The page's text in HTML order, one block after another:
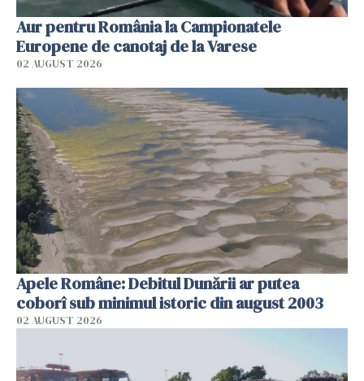
Aur pentru România la Campionatele
Europene de canotaj de la Varese
02 AUGUST 2026
Apele Române: Debitul Dunării ar putea
coborî sub minimul istoric din august 2003
02 AUGUST 2026